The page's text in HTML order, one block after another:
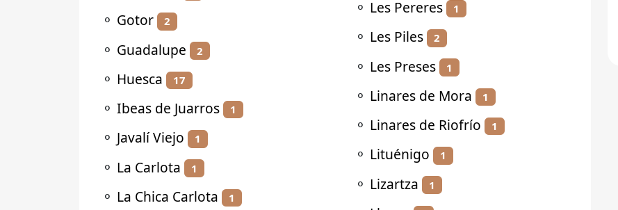
⚬ Gotor 2
⚬ Guadalupe 2
⚬ Huesca 17
⚬ Ibeas de Juarros 1
⚬ Javalí Viejo 1
⚬ La Carlota 1
⚬ La Chica Carlota 1
⚬ Les Pereres 1
⚬ Les Piles 2
⚬ Les Preses 1
⚬ Linares de Mora 1
⚬ Linares de Riofrío 1
⚬ Lituénigo 1
⚬ Lizartza 1